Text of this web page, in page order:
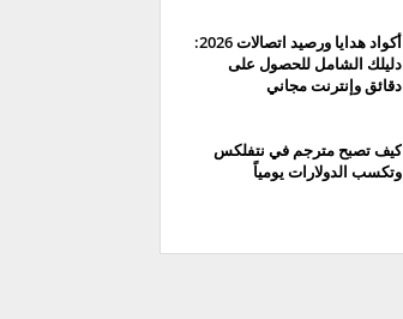
أكواد هدايا ورصيد اتصالات 2026:
دليلك الشامل للحصول على
دقائق وإنترنت مجاني
كيف تصبح مترجم في نتفلكس
وتكسب الدولارات يومياً